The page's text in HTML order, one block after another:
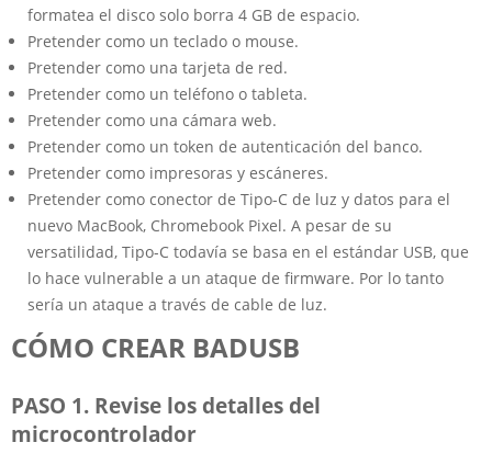
formatea el disco solo borra 4 GB de espacio.
Pretender como un teclado o mouse.
Pretender como una tarjeta de red.
Pretender como un teléfono o tableta.
Pretender como una cámara web.
Pretender como un token de autenticación del banco.
Pretender como impresoras y escáneres.
Pretender como conector de Tipo-C de luz y datos para el
nuevo MacBook, Chromebook Pixel. A pesar de su
versatilidad, Tipo-C todavía se basa en el estándar USB, que
lo hace vulnerable a un ataque de firmware. Por lo tanto
sería un ataque a través de cable de luz.
CÓMO CREAR BADUSB
PASO 1. Revise los detalles del
microcontrolador